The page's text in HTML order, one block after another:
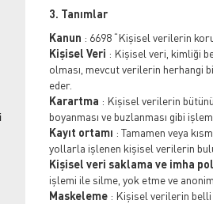
3. Tanımlar
Kanun : 6698 “Kişisel verilerin
Kişisel Veri : Kişisel veri, kimliği
olması, mevcut verilerin herhangi
eder.
Karartma : Kişisel verilerin
boyanması ve buzlanması gibi
Kayıt ortamı : Tamamen veya
yollarla işlenen kişisel verilerin
Kişisel veri saklama ve imha
işlemi ile silme, yok etme ve
Maskeleme : Kişisel verilerin